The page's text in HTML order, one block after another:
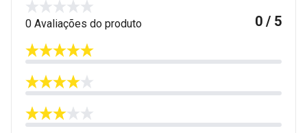
0 Avaliações do produto 0 / 5